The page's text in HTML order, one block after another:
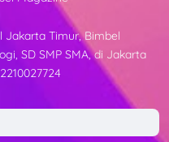
Jakarta Timur, Bimbel
SD SMP SMA, di Jakarta